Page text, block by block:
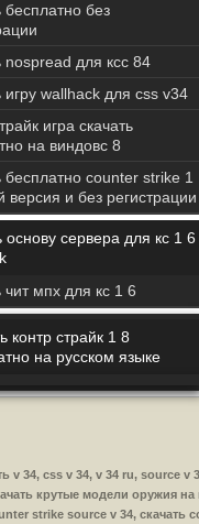
бесплатно без
nospread для ксс 84
игру wallhack для css v34
игра скачать
на виндовс 8
бесплатно counter strike 1
версия и без регистрации
основу сервера для кс 1 6
чит мпх для кс 1 6
контр страйк 1 8
на русском языке
v 34, css v 34, v 34 ru, source
крутые модели оружия на
strike source v 34, скачать